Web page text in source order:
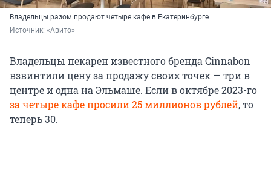
Владельцы разом продают четыре кафе в Екатеринбурге
Источник: «Авито»
Владельцы пекарен известного бренда Cinnabon
взвинтили цену за продажу своих точек — три в
центре и одна на Эльмаше. Если в октябре 2023-го
за четыре кафе просили 25 миллионов рублей, то
теперь 30.